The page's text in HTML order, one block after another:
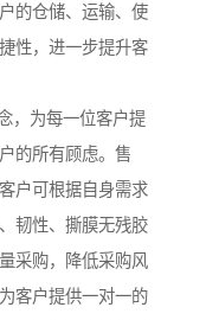
的仓储、运输、使
性，进一步提升客
，为每一位客户提
的所有顾虑。售
户可根据自身需求
韧性、撕膜无残胶
采购，降低采购风
客户提供一对一的